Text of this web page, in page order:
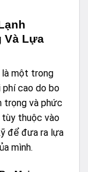
Và Lựa
là một trong
phí cao do bo
trọng và phức
thuộc vào
để đưa ra lựa
mình.